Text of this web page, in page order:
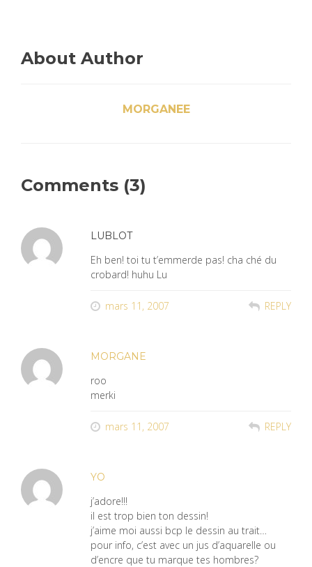
About Author
MORGANEE
Comments (3)
LUBLOT
Eh ben! toi tu t’emmerde pas! cha ché du
crobard! huhu Lu
mars 11, 2007 REPLY
MORGANE
roo
merki
mars 11, 2007 REPLY
YO
j’adore!!!
il est trop bien ton dessin!
j’aime moi aussi bcp le dessin au trait…
pour info, c’est avec un jus d’aquarelle ou
d’encre que tu marque tes hombres?